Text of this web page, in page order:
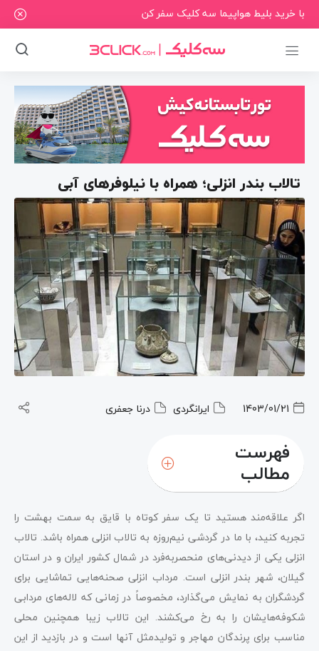
با خرید بلیط هواپیما سه کلیک سفر کن
تالاب بندر انزلی؛ همراه با نیلوفرهای آبی
1403/01/21 ایرانگردی درنا جعفری
فهرست
مطالب
گردشی نیم‌روزه به تالاب انزلی
طبیعت تالاب انزلی
دیدنی‌های اطراف تالاب انزلی
چگونه به تالاب انزلی برویم
اگر علاقه‌مند هستید تا یک سفر کوتاه با قایق به سمت بهشت را
تجربه کنید، با ما در گردشی نیم‌روزه به تالاب انزلی همراه باشد. تالاب
انزلی یکی از دیدنی‌های منحصربه‌فرد در شمال کشور ایران و در استان
گیلان، شهر بندر انزلی است. مرداب انزلی صحنه‌هایی تماشایی برای
گردشگران به نمایش می‌گذارد، مخصوصاً در زمانی که لاله‌های مردابی
شکوفه‌هایشان را به رخ می‌کشند. این تالاب زیبا همچنین محلی
مناسب برای پرندگان مهاجر و تولیدمثل آنها است و در بازدید از این